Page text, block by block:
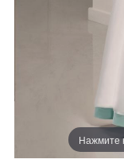
Нажмите